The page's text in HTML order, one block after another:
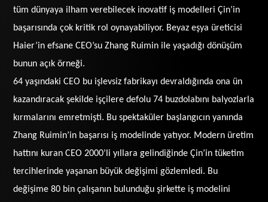
tüm dünyaya ilham verebilecek inovatif iş modelleri Çin’in
başarısında çok kritik rol oynayabiliyor. Beyaz eşya üreticisi
Haier’in efsane CEO’su Zhang Ruimin ile yaşadığı dönüşüm
bunun açık örneği.
64 yaşındaki CEO bu işlevsiz fabrikayı devraldığında ona ün
kazandıracak şekilde işçilere defolu 74 buzdolabını balyozlarla
kırmalarını emretmişti. Bu spektaküler başlangıcın yanında
Zhang Ruimin’in başarısı iş modelinde yatıyor. Modern üretim
hattını kuran CEO 2000’li yıllara gelindiğinde Çin’in tüketim
tercihlerinde yaşanan büyük değişimi gözlemledi. Bu
değişime 80 bin çalışanın bulunduğu şirkette iş modelini